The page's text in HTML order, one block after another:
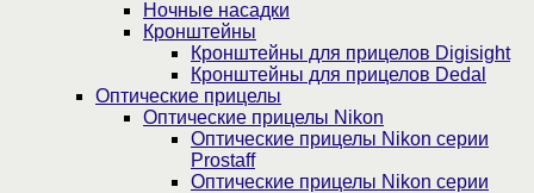
Ночные насадки
Кронштейны
Кронштейны для прицелов Digisight
Кронштейны для прицелов Dedal
Оптические прицелы
Оптические прицелы Nikon
Оптические прицелы Nikon серии
Prostaff
Оптические прицелы Nikon серии